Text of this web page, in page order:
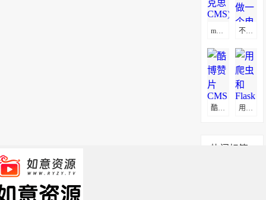
不花钱做一个电影网站方法
热门标签